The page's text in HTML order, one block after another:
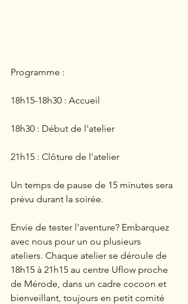
Programme :
18h15-18h30 : Accueil
18h30 : Début de l'atelier
21h15 : Clôture de l'atelier
Un temps de pause de 15 minutes sera
prévu durant la soirée.
Envie de tester l'aventure? Embarquez
avec nous pour un ou plusieurs
ateliers. Chaque atelier se déroule de
18h15 à 21h15 au centre Uflow proche
de Mérode, dans un cadre cocoon et
bienveillant, toujours en petit comité